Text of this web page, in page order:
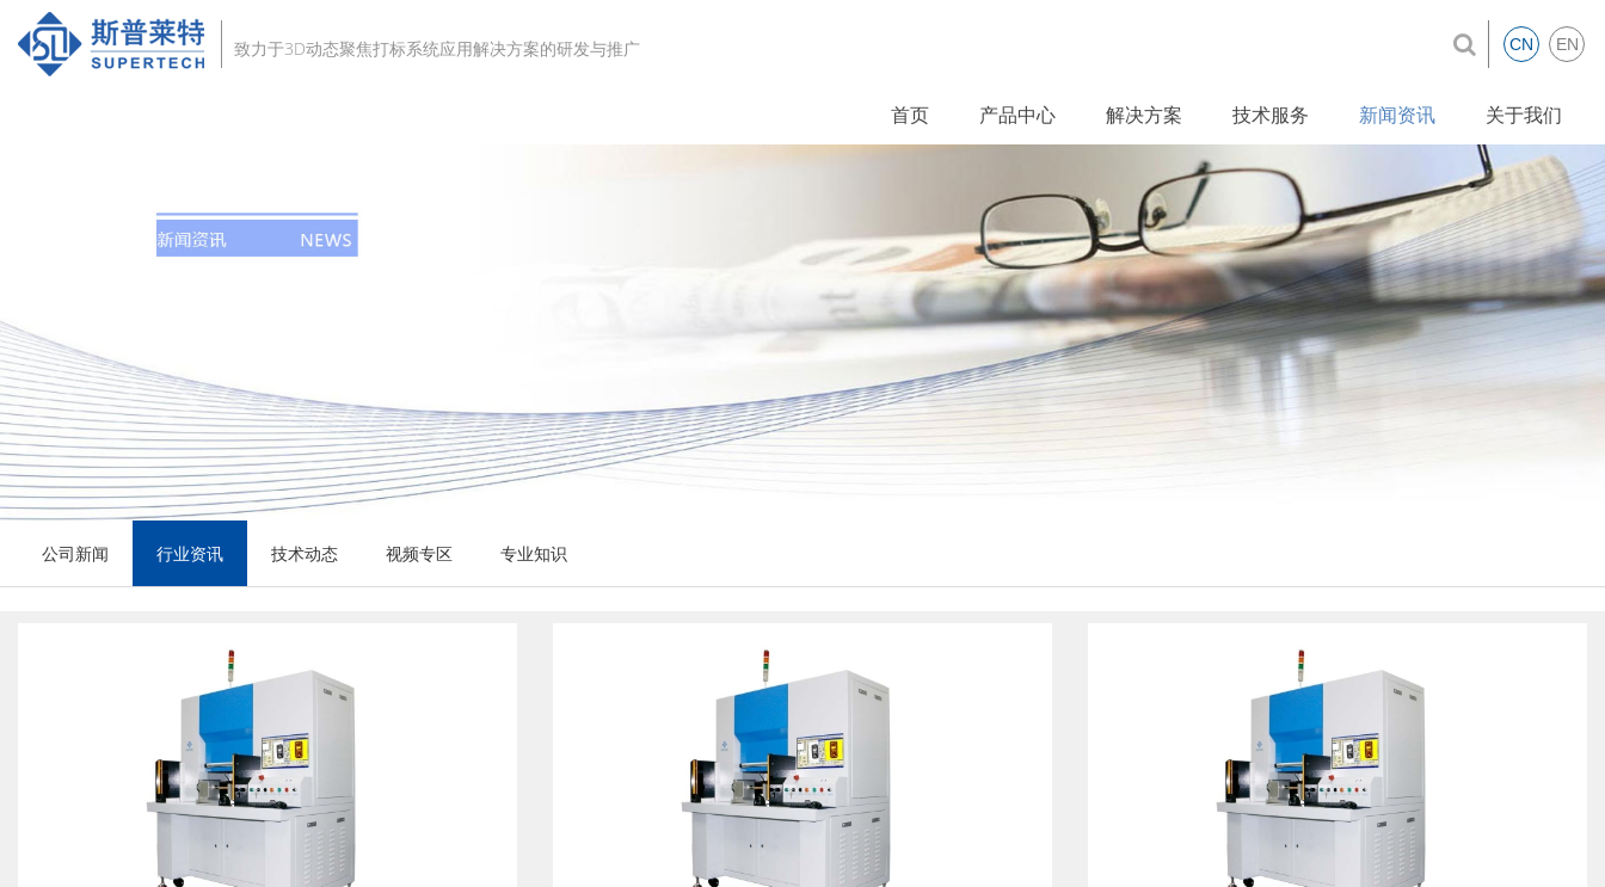
致力于3D动态聚焦打标系统应用解决方案的研发与推广 CN EN
首页 产品中心 解决方案 技术服务 新闻资讯 关于我们
公司新闻 行业资讯 技术动态 视频专区 专业知识